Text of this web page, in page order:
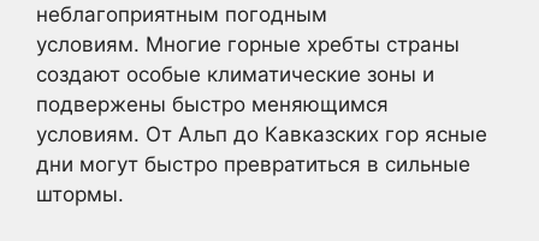
неблагоприятным погодным
условиям. Многие горные хребты страны
создают особые климатические зоны и
подвержены быстро меняющимся
условиям. От Альп до Кавказских гор ясные
дни могут быстро превратиться в сильные
штормы.